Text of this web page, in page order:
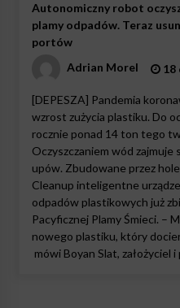
Autonomiczny robot
plamy odpadów. Teraz
portów
Adrian Morel
18
[DEPESZA] Pandemia
wzrost zużycia plastiku. Do
rocznie ponad 14 ton tego
Oczyszczaniem wód
upów. Zbudowane przez
Cleanup inteligentne
odpadów plastikowych już
Pacyficznej Plamy Śmieci. –
nowego plastiku, który
mówi Boyan Slat, założyciel